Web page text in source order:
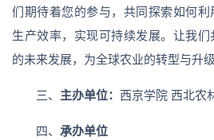
们期待着您的参与，共同探索如何
生产效率，实现可持续发展。让我
的未来发展，为全球农业的转型与升
三、 主办单位： 西京学院 西北农
四、 承办单位